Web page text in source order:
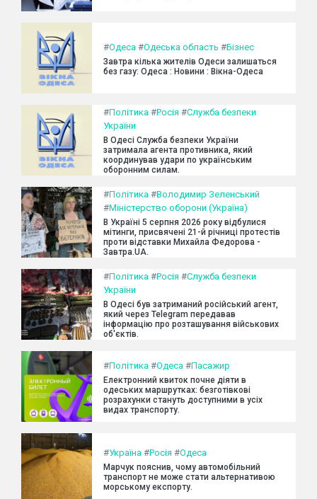
#Одеса #Одеська область #Бізнес
Завтра кілька жителів Одеси залишаться
без газу: Одеса : Новини : Вікна-Одеса
#Політика #Росія #Служба безпеки
України
В Одесі Служба безпеки України
затримала агента противника, який
координував удари по українським
оборонним силам.
#Політика #Володимир Зеленський
#Міністерство оборони (Україна)
В Україні 5 серпня 2026 року відбулися
мітинги, присвячені 21-й річниці протестів
проти відставки Михайла Федорова -
Завтра.UA.
#Політика #Росія #Служба безпеки
України
В Одесі був затриманий російський агент,
який через Telegram передавав
інформацію про розташування військових
об'єктів.
#Політика #Одеса #Пасажир
Електронний квиток почне діяти в
одеських маршрутках: безготівкові
розрахунки стануть доступними в усіх
видах транспорту.
#Україна #Росія #Одеса
Марчук пояснив, чому автомобільний
транспорт не може стати альтернативою
морському експорту.